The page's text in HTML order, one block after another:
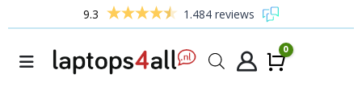
9.3 1.484 reviews
0